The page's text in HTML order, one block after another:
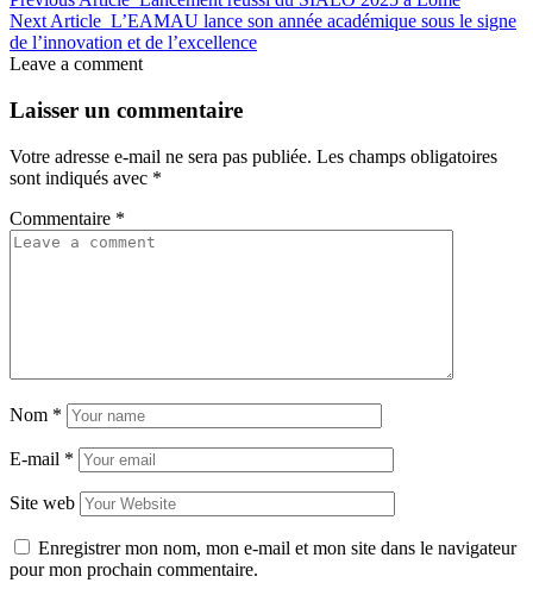
Next Article L’EAMAU lance son année académique sous le signe
de l’innovation et de l’excellence
Leave a comment
Laisser un commentaire
Votre adresse e-mail ne sera pas publiée. Les champs obligatoires
sont indiqués avec *
Commentaire *
Nom *
E-mail *
Site web
Enregistrer mon nom, mon e-mail et mon site dans le navigateur
pour mon prochain commentaire.